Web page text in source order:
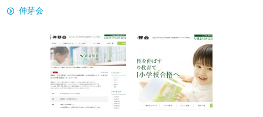
伸芽会